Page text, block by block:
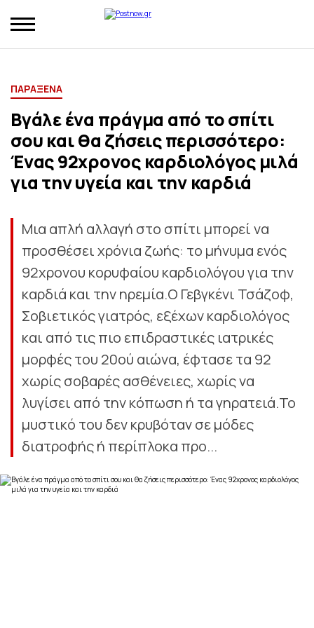
ΠΑΡΑΞΕΝΑ
Βγάλε ένα πράγμα από το σπίτι
σου και θα ζήσεις περισσότερο:
Ένας 92χρονος καρδιολόγος μιλά
για την υγεία και την καρδιά
Μια απλή αλλαγή στο σπίτι μπορεί να
προσθέσει χρόνια ζωής: το μήνυμα ενός
92χρονου κορυφαίου καρδιολόγου για την
καρδιά και την ηρεμία.Ο Γεβγκένι Τσάζοφ,
Σοβιετικός γιατρός, εξέχων καρδιολόγος
και από τις πιο επιδραστικές ιατρικές
μορφές του 20ού αιώνα, έφτασε τα 92
χωρίς σοβαρές ασθένειες, χωρίς να
λυγίσει από την κόπωση ή τα γηρατειά.Το
μυστικό του δεν κρυβόταν σε μόδες
διατροφής ή περίπλοκα προ...